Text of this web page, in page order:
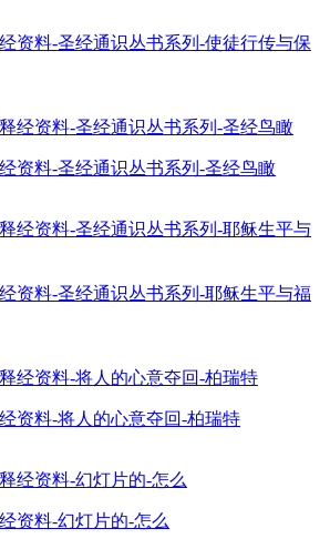
资料-圣经通识丛书系列-使徒行传与保
资料-圣经通识丛书系列-圣经鸟瞰
资料-圣经通识丛书系列-耶稣生平与福
资料-将人的心意夺回-柏瑞特
资料-幻灯片的-怎么